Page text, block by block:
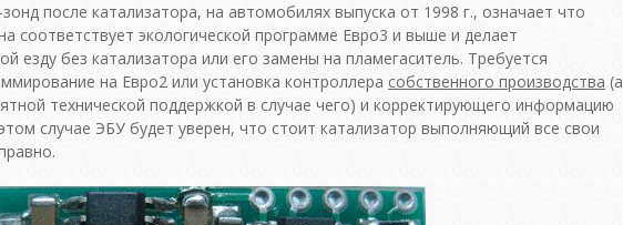
после катализатора, на автомобилях выпуска от 1998 г., означает что
соответствует экологической программе Евро3 и выше и делает
езду без катализатора или его замены на пламегаситель. Требуется
на Евро2 или установка контроллера собственного производства (а
технической поддержкой в случае чего) и корректирующего информацию
случае ЭБУ будет уверен, что стоит катализатор выполняющий все свои